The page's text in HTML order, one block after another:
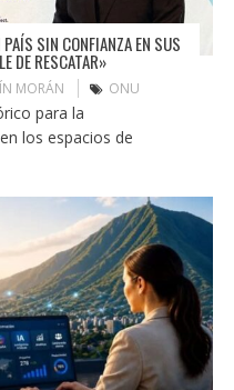
SIN CONFIANZA EN SUS
DE RESCATAR»
MORÁN ONU
para la
los espacios de